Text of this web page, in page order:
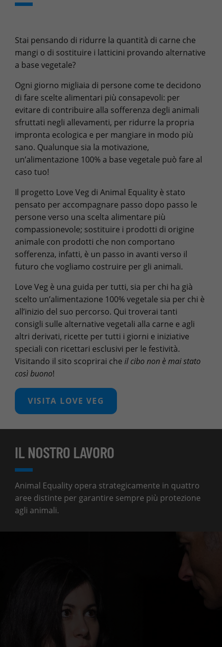
Stai pensando di ridurre la quantità di carne che
mangi o di sostituire i latticini provando alternative
a base vegetale?
Ogni giorno migliaia di persone come te decidono
di fare scelte alimentari più consapevoli: per
evitare di contribuire alla sofferenza degli animali
sfruttati negli allevamenti, per ridurre la propria
impronta ecologica e per mangiare in modo più
sano. Qualunque sia la motivazione,
un’alimentazione 100% a base vegetale può fare al
caso tuo!
Il progetto Love Veg di Animal Equality è stato
pensato per accompagnare passo dopo passo le
persone verso una scelta alimentare più
compassionevole; sostituire i prodotti di origine
animale con prodotti che non comportano
sofferenza, infatti, è un passo in avanti verso il
futuro che vogliamo costruire per gli animali.
Love Veg è una guida per tutti, sia per chi ha già
scelto un’alimentazione 100% vegetale sia per chi è
all’inizio del suo percorso. Qui troverai tanti
consigli sulle alternative vegetali alla carne e agli
altri derivati, ricette per tutti i giorni e iniziative
speciali con ricettari esclusivi per le festività.
Visitando il sito scoprirai che il cibo non è mai stato
così buono!
VISITA LOVE VEG
IL NOSTRO LAVORO
Animal Equality opera strategicamente in quattro
aree distinte per garantire sempre più protezione
agli animali.